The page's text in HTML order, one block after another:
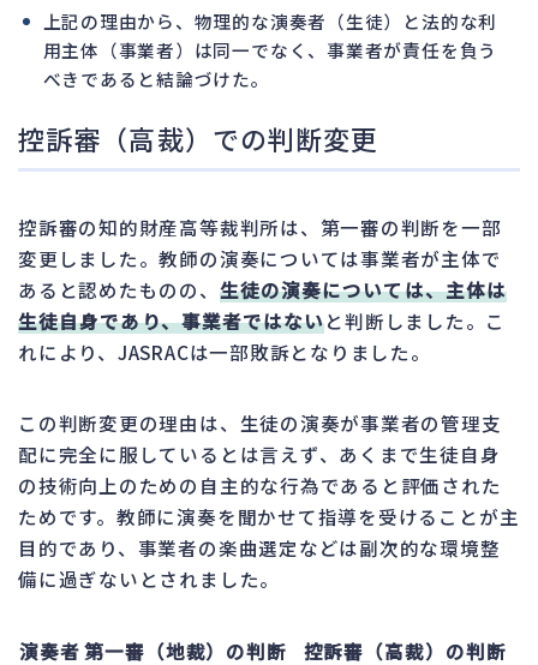
上記の理由から、物理的な演奏者（生徒）と法的な利
用主体（事業者）は同一でなく、事業者が責任を負う
べきであると結論づけた。
控訴審（高裁）での判断変更
控訴審の知的財産高等裁判所は、第一審の判断を一部
変更しました。教師の演奏については事業者が主体で
あると認めたものの、 生徒の演奏については、主体は
生徒自身であり、事業者ではないと判断しました。こ
れにより、JASRACは一部敗訴となりました。
この判断変更の理由は、生徒の演奏が事業者の管理支
配に完全に服しているとは言えず、あくまで生徒自身
の技術向上のための自主的な行為であると評価された
ためです。教師に演奏を聞かせて指導を受けることが主
目的であり、事業者の楽曲選定などは副次的な環境整
備に過ぎないとされました。
演奏者第一審（地裁）の判断
控訴審（高裁）の判断